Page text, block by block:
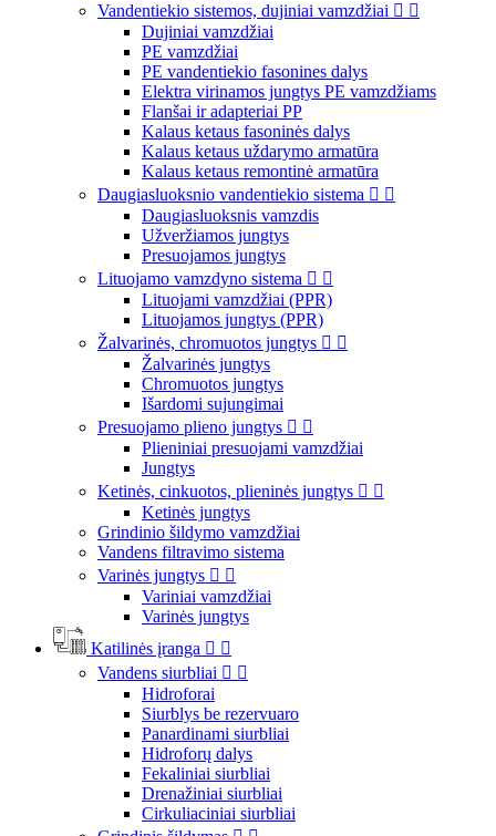
Vandentiekio sistemos, dujiniai vamzdžiai  
Dujiniai vamzdžiai
PE vamzdžiai
PE vandentiekio fasonines dalys
Elektra virinamos jungtys PE vamzdžiams
Flanšai ir adapteriai PP
Kalaus ketaus fasoninės dalys
Kalaus ketaus uždarymo armatūra
Kalaus ketaus remontinė armatūra
Daugiasluoksnio vandentiekio sistema  
Daugiasluoksnis vamzdis
Užveržiamos jungtys
Presuojamos jungtys
Lituojamo vamzdyno sistema  
Lituojami vamzdžiai (PPR)
Lituojamos jungtys (PPR)
Žalvarinės, chromuotos jungtys  
Žalvarinės jungtys
Chromuotos jungtys
Išardomi sujungimai
Presuojamo plieno jungtys  
Plieniniai presuojami vamzdžiai
Jungtys
Ketinės, cinkuotos, plieninės jungtys  
Ketinės jungtys
Grindinio šildymo vamzdžiai
Vandens filtravimo sistema
Varinės jungtys  
Variniai vamzdžiai
Varinės jungtys
Katilinės įranga  
Vandens siurbliai  
Hidroforai
Siurblys be rezervuaro
Panardinami siurbliai
Hidroforų dalys
Fekaliniai siurbliai
Drenažiniai siurbliai
Cirkuliaciniai siurbliai